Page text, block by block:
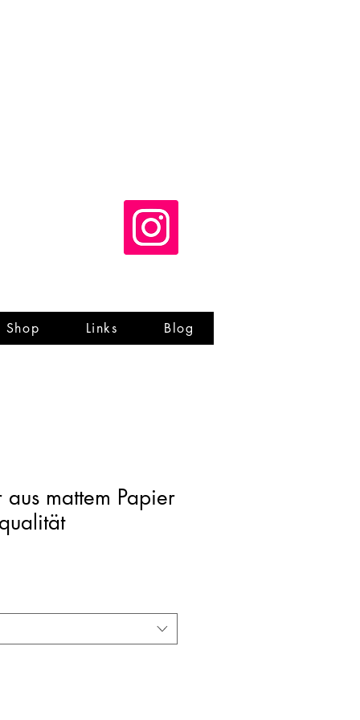
Shop Links Blog
aus mattem Papier